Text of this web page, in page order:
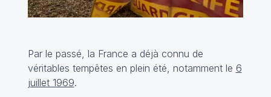
Par le passé, la France a déjà connu de
véritables tempêtes en plein été, notamment le 6
juillet 1969.